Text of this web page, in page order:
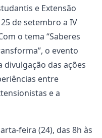
e Extensão
de setembro a IV
o tema “Saberes
o evento
das ações
entre
e a
feira (24), das 8h às